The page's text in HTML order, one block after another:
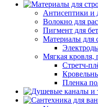
Антисептики и
Волокно для
Пигмент для
Материалы для
Мягкая кровля,
Стретч-
Пленка